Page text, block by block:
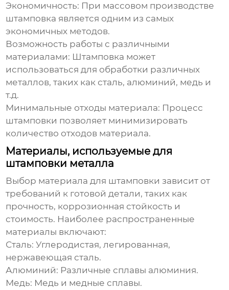
Экономичность: При массовом производстве
штамповка является одним из самых
экономичных методов.
Возможность работы с различными
материалами: Штамповка может
использоваться для обработки различных
металлов, таких как сталь, алюминий, медь и
т.д.
Минимальные отходы материала: Процесс
штамповки позволяет минимизировать
количество отходов материала.
Материалы, используемые для
штамповки металла
Выбор материала для штамповки зависит от
требований к готовой детали, таких как
прочность, коррозионная стойкость и
стоимость. Наиболее распространенные
материалы включают:
Сталь: Углеродистая, легированная,
нержавеющая сталь.
Алюминий: Различные сплавы алюминия.
Медь: Медь и медные сплавы.